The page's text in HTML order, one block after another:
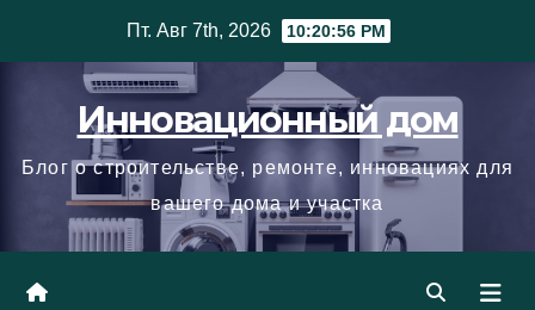
Пт. Авг 7th, 2026 10:20:57 PM
Инновационный дом
Блог о строительстве, ремонте, инновациях для
вашего дома и участка